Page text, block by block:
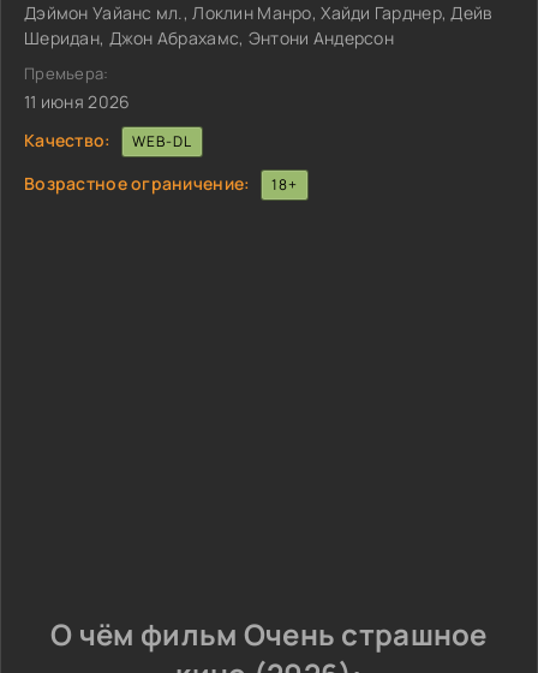
Дэймон Уайанс мл., Локлин Манро, Хайди Гарднер, Дейв
Шеридан, Джон Абрахамс, Энтони Андерсон
Премьера:
11 июня 2026
Качество:
WEB-DL
Возрастное ограничение: 18+
О чём фильм Очень страшное